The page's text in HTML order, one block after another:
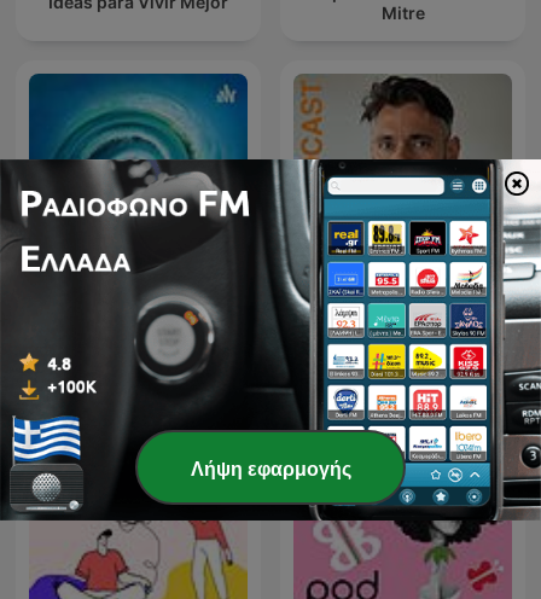
Mitre
[ΚΥΜΑ ζωής]
Επεισοδιακές
επικοινωνίες...
Στο Βάθος της Ψυχής
Λήψη εφαρμογής